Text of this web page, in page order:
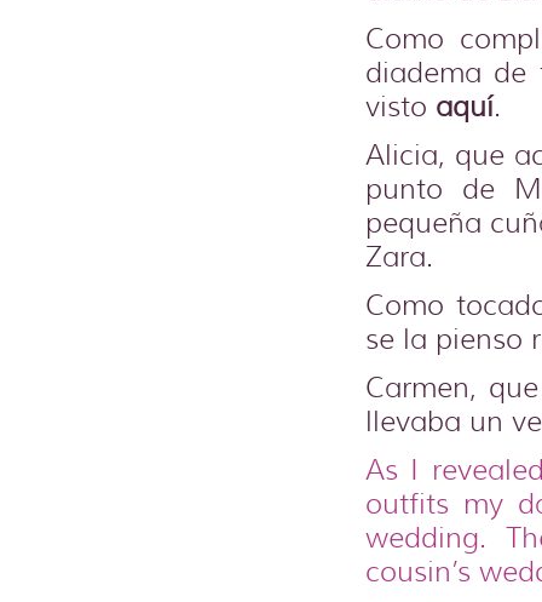
Como
diadema de
visto aquí.
Alicia, que
punto de
pequeña
Zara.
Como
se la pienso
Carmen,
llevaba un
As I
outfits my
wedding.
cousin’s